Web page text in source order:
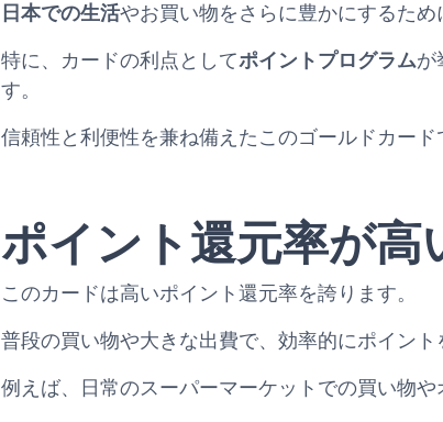
日本での生活やお買い物をさらに豊かにするた
特に、カードの利点としてポイントプログラムが
す。
信頼性と利便性を兼ね備えたこのゴールドカー
ポイント還元率が高
このカードは高いポイント還元率を誇ります。
普段の買い物や大きな出費で、効率的にポイント
例えば、日常のスーパーマーケットでの買い物